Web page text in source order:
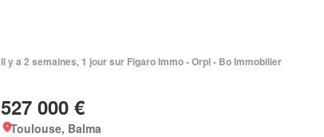
Il y a 2 semaines, 1 jour sur Figaro Immo - Orpi - Bo Immobilier
527 000 €
Toulouse, Balma